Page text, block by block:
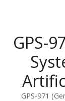
GPS-
GPS-971